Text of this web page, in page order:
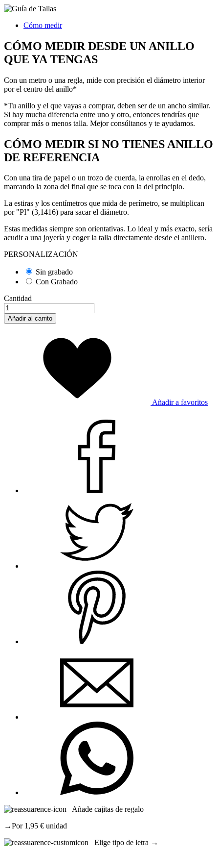
Cómo medir
CÓMO MEDIR DESDE UN ANILLO
QUE YA TENGAS
Con un metro o una regla, mide con precisión el diámetro interior
por el centro del anillo*
*Tu anillo y el que vayas a comprar, deben ser de un ancho similar.
Si hay mucha diferencia entre uno y otro, entonces tendrías que
comprar más o menos talla. Mejor consúltanos y te ayudamos.
CÓMO MEDIR SI NO TIENES ANILLO
DE REFERENCIA
Con una tira de papel o un trozo de cuerda, la enrollas en el dedo,
marcando la zona del final que se toca con la del principio.
La estiras y los centímetros que mida de perímetro, se multiplican
por "PI" (3,1416) para sacar el diámetro.
Estas medidas siempre son orientativas. Lo ideal y más exacto, sería
acudir a una joyería y coger la talla directamente desde el anillero.
PERSONALIZACIÓN
Sin grabado
Con Grabado
Cantidad
Añadir al carrito
Añadir a favoritos
Añade cajitas de regalo
→Por 1,95 € unidad
Elige tipo de letra →